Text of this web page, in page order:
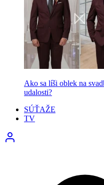
Ako sa líši oblek na
udalosti?
SÚŤAŽE
TV